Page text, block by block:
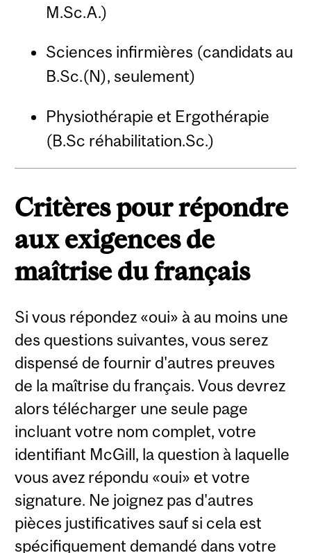
M.Sc.A.)
Sciences infirmières (candidats au
B.Sc.(N), seulement)
Physiothérapie et Ergothérapie
(B.Sc réhabilitation.Sc.)
Critères pour répondre
aux exigences de
maîtrise du français
Si vous répondez «oui» à au moins une
des questions suivantes, vous serez
dispensé de fournir d'autres preuves
de la maîtrise du français. Vous devrez
alors télécharger une seule page
incluant votre nom complet, votre
identifiant McGill, la question à laquelle
vous avez répondu «oui» et votre
signature. Ne joignez pas d'autres
pièces justificatives sauf si cela est
spécifiquement demandé dans votre